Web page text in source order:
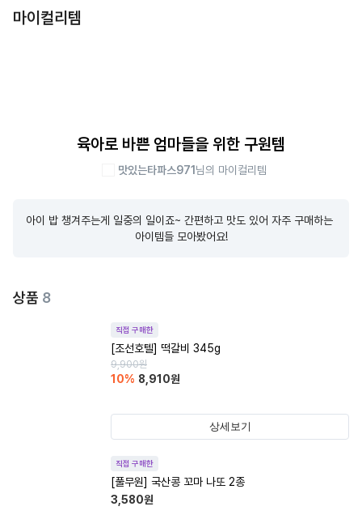
마이컬리템
육아로 바쁜 엄마들을 위한 구원템
맛있는타파스971 님의 마이컬리템
아이 밥 챙겨주는게 일중의 일이죠~ 간편하고 맛도 있어 자주 구매하는
아이템들 모아봤어요!
상품 8
직접 구매한
[조선호텔] 떡갈비 345g
9,900원
10% 8,910원
상세보기
직접 구매한
[풀무원] 국산콩 꼬마 나또 2종
3,580원